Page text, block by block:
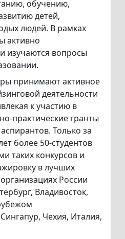
обучению,
детей,
людей. В рамках
активно
изучаются вопросы
принимают активное
деятельности
к участию в
практические гранты
Только за
более 50-студентов
таких конкурсов и
в лучших
России
Владивосток,
Чехия, Италия,